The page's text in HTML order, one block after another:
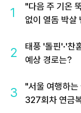
1
"다음 주 기온
없이 열돔 박살
2
태풍 '돌핀'·'찬
예상 경로는?
3
"서울 여행하
327회차 연금